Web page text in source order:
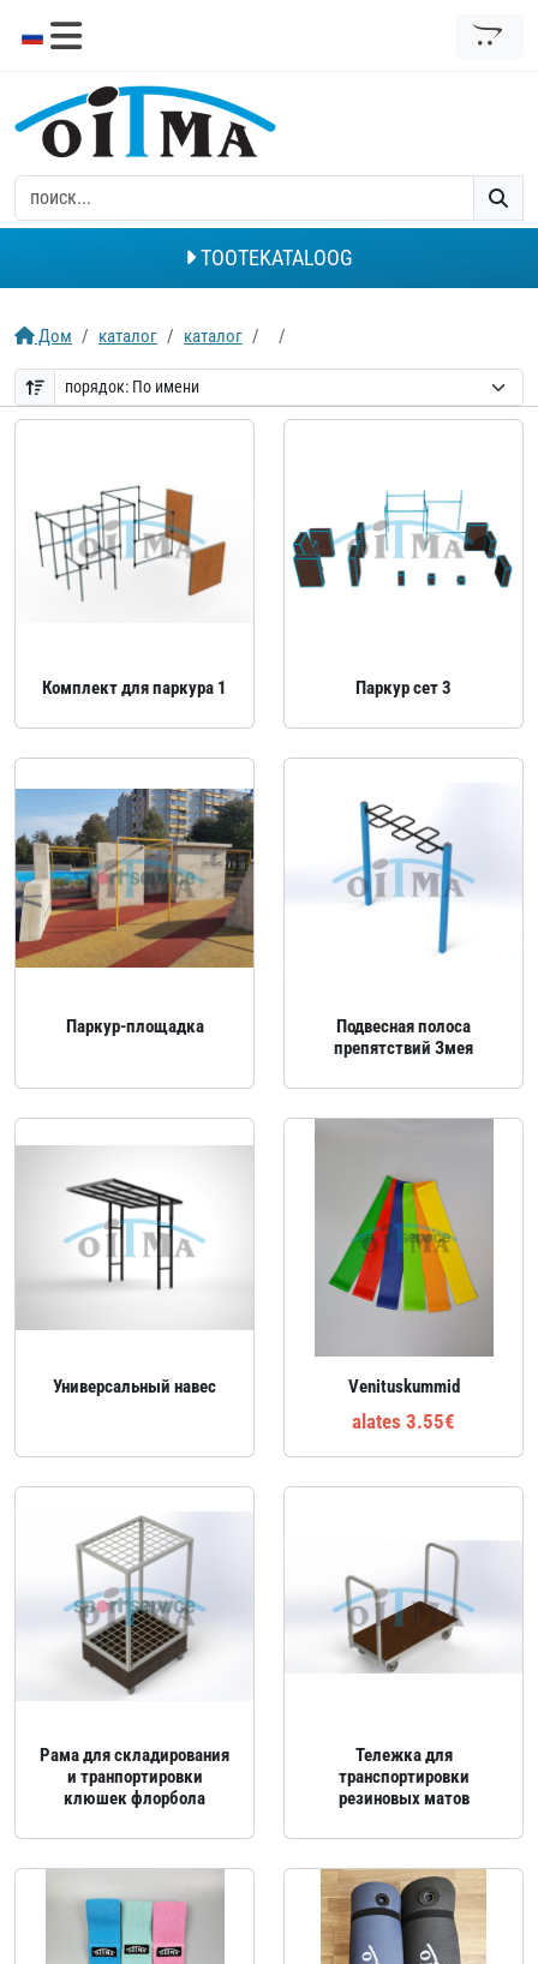
TOOTEKATALOOG
Дом каталог каталог
Комплект для паркура 1 Паркур сет 3
Паркур‑площадка
Подвесная полоса
препятствий Змея
Универсальный навес Venituskummid
alates 3.55€
Рама для складирования
и транпортировки
клюшек флорбола
Тележка для
транспортировки
резиновых матов